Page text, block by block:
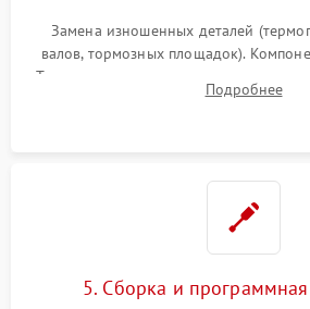
Замена изношенных деталей
валов, тормозных площадок).
Тщательная очистка тракта печати,
лазера (LSU) от просыпанного
Подробнее
5. Сборка и